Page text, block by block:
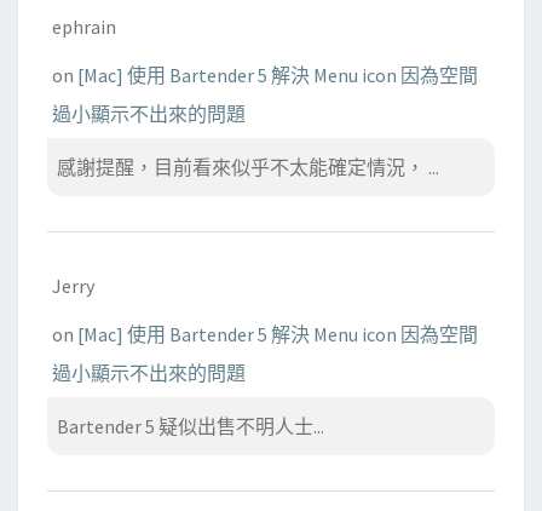
ephrain
on [Mac] 使用 Bartender 5 解決 Menu icon 因為空間
過小顯示不出來的問題
感謝提醒，目前看來似乎不太能確定情況， ...
Jerry
on [Mac] 使用 Bartender 5 解決 Menu icon 因為空間
過小顯示不出來的問題
Bartender 5 疑似出售不明人士...